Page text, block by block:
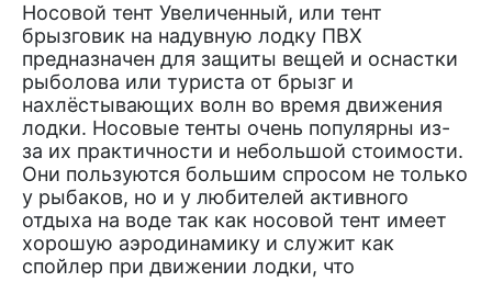
Носовой тент Увеличенный, или тент
брызговик на надувную лодку ПВХ
предназначен для защиты вещей и оснастки
рыболова или туриста от брызг и
нахлёстывающих волн во время движения
лодки. Носовые тенты очень популярны из-
за их практичности и небольшой стоимости.
Они пользуются большим спросом не только
у рыбаков, но и у любителей активного
отдыха на воде так как носовой тент имеет
хорошую аэродинамику и служит как
спойлер при движении лодки, что